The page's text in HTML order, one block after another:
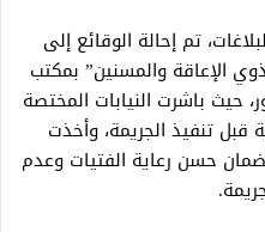
تم إحالة الوقائع إلى
الإعاقة والمسنين” بمكتب
حيث باشرت النيابات المختصة
قبل تنفيذ الجريمة، وأخذت
بضمان حسن رعاية الفتيات وعدم